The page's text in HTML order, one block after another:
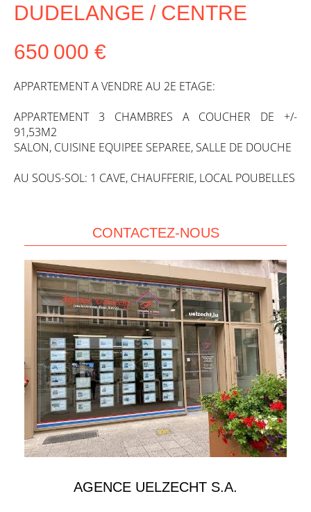
DUDELANGE / CENTRE
650 000 €
APPARTEMENT A VENDRE AU 2E ETAGE:
APPARTEMENT 3 CHAMBRES A COUCHER DE +/-
91,53M2
SALON, CUISINE EQUIPEE SEPAREE, SALLE DE DOUCHE
AU SOUS-SOL: 1 CAVE, CHAUFFERIE, LOCAL POUBELLES
CONTACTEZ-NOUS
AGENCE UELZECHT S.A.